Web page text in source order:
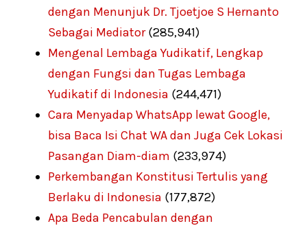
dengan Menunjuk Dr. Tjoetjoe S Hernanto
Sebagai Mediator (285,941)
Mengenal Lembaga Yudikatif, Lengkap
dengan Fungsi dan Tugas Lembaga
Yudikatif di Indonesia (244,471)
Cara Menyadap WhatsApp lewat Google,
bisa Baca Isi Chat WA dan Juga Cek Lokasi
Pasangan Diam-diam (233,974)
Perkembangan Konstitusi Tertulis yang
Berlaku di Indonesia (177,872)
Apa Beda Pencabulan dengan